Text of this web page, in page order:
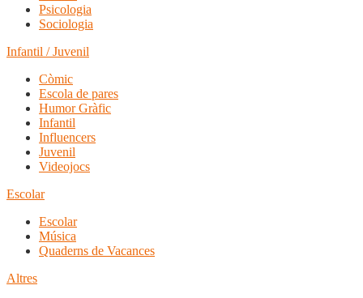
Psicologia
Sociologia
Infantil / Juvenil
Còmic
Escola de pares
Humor Gràfic
Infantil
Influencers
Juvenil
Videojocs
Escolar
Escolar
Música
Quaderns de Vacances
Altres